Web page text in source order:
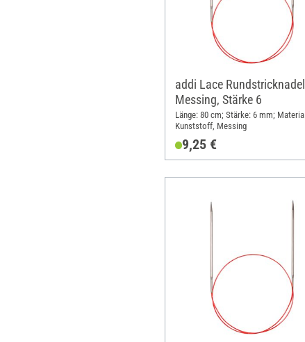
addi Lace
Messing, Stärke 6
Länge: 80 cm; Stärke: 6 mm;
Kunststoff, Messing
9,25 €